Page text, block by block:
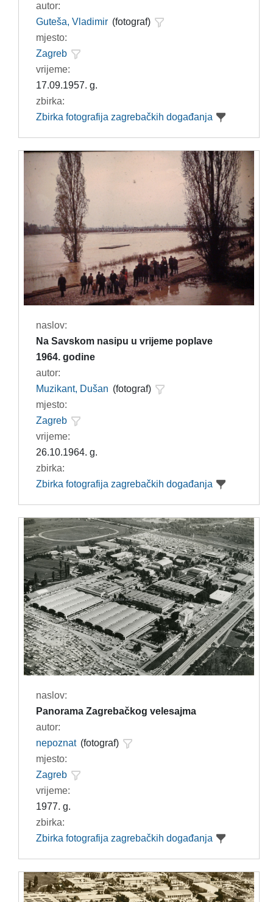
autor:
Guteša, Vladimir (fotograf)
mjesto:
Zagreb
vrijeme:
17.09.1957. g.
zbirka:
Zbirka fotografija zagrebačkih događanja
naslov:
Na Savskom nasipu u vrijeme poplave
1964. godine
autor:
Muzikant, Dušan (fotograf)
mjesto:
Zagreb
vrijeme:
26.10.1964. g.
zbirka:
Zbirka fotografija zagrebačkih događanja
naslov:
Panorama Zagrebačkog velesajma
autor:
nepoznat (fotograf)
mjesto:
Zagreb
vrijeme:
1977. g.
zbirka:
Zbirka fotografija zagrebačkih događanja